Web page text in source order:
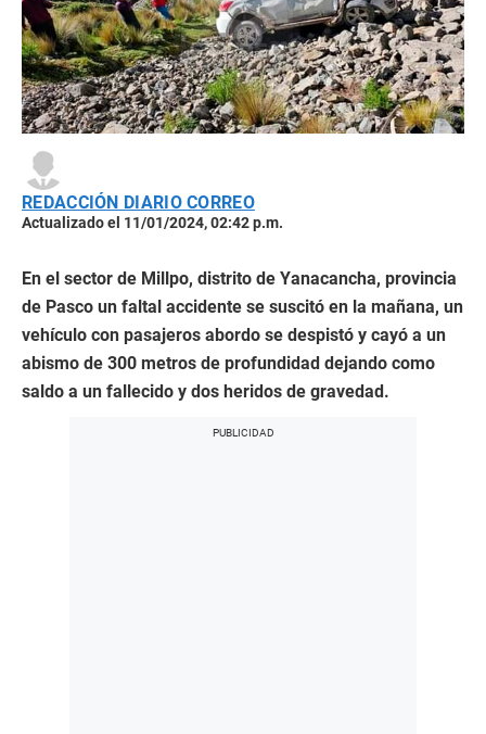
REDACCIÓN DIARIO CORREO
Actualizado el 11/01/2024, 02:42 p.m.
En el sector de Millpo, distrito de Yanacancha, provincia
de Pasco un faltal accidente se suscitó en la mañana, un
vehículo con pasajeros abordo se despistó y cayó a un
abismo de 300 metros de profundidad dejando como
saldo a un fallecido y dos heridos de gravedad.